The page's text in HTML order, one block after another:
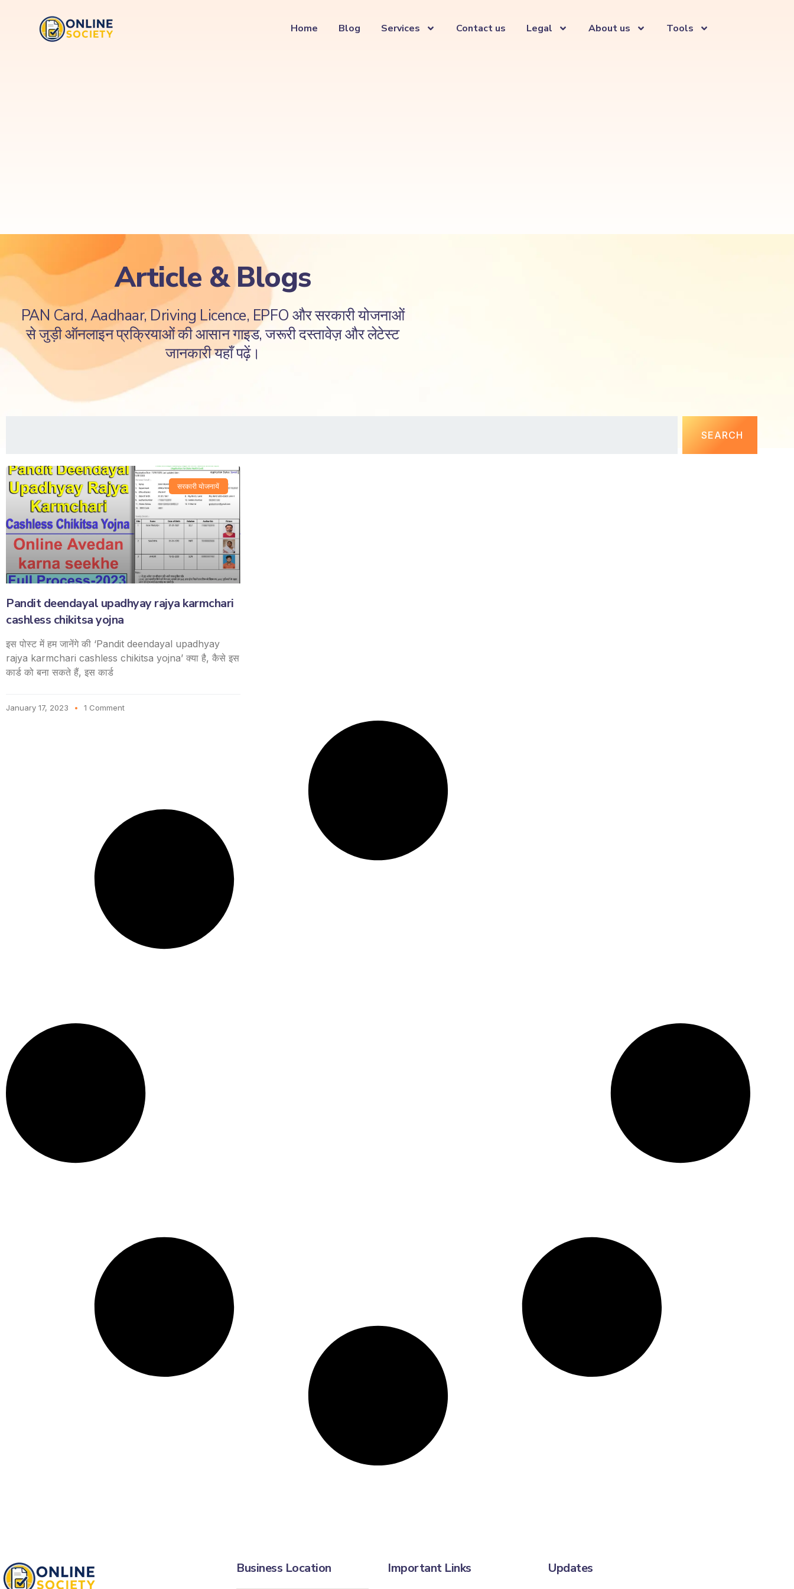
Home Blog Services Contact us Legal About us Tools
Article & Blogs
PAN Card, Aadhaar, Driving Licence, EPFO और सरकारी योजनाओं
से जुड़ी ऑनलाइन प्रक्रियाओं की आसान गाइड, जरूरी दस्तावेज़ और लेटेस्ट
जानकारी यहाँ पढ़ें।
SEARCH
सरकारी योजनायें
Pandit deendayal upadhyay rajya karmchari
cashless chikitsa yojna
इस पोस्ट में हम जानेंगे की ‘Pandit deendayal upadhyay
rajya karmchari cashless chikitsa yojna’ क्या है, कैसे इस
कार्ड को बना सकते हैं, इस कार्ड
January 17, 2023 1 Comment
Business Location Important Links Updates